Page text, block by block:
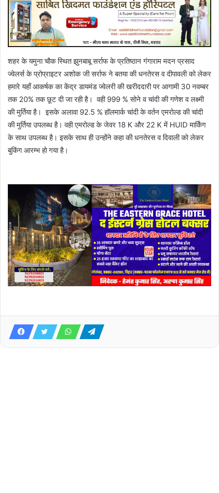
शहर के यमुना चौक स्थित झुनबाबू सर्राफ के प्रतिष्ठान गंगाराम मदन प्रसाद
ज्वेलर्स के प्रोप्राइटर अशोक जी सर्राफ ने बतया की धनतेरस व दीपावली को लेकर
हमारे यहाँ आकर्षक का केंद्र डायमंड ज्वेलरी की खरीददारी पर आगामी 30 नवम्बर
तक 20% तक छूट दी जा रही है। वही 999 % सोने व चांदी की गणेश व लक्ष्मी
की मुर्तिया है। इसके अलावा 92.5 % हॉलमार्क चांदी के वर्तन एमरोल्ड की चांदी
की मुर्तिया उपलब्ध है। वही एमरोल्ड के जेवर 18 K और 22 K में HUID मार्किंग
के साथ उपलब्ध है। इसके साथ ही उन्होंने कहा की धनतेरस व दिवाली को लेकर
बुकिंग आरम्भ हो गया है।